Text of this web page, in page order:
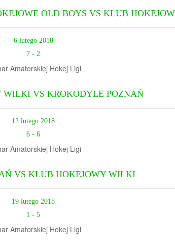
OLD BOYS VS KLUB
6 lutego 2018
7 - 2
Amatorskiej Hokej Ligi
WILKI VS KROKODYLE POZNAŃ
12 lutego 2018
6 -6
Amatorskiej Hokej Ligi
VS KLUB HOKEJOWY WILKI
19 lutego 2018
1 -5
Amatorskiej Hokej Ligi